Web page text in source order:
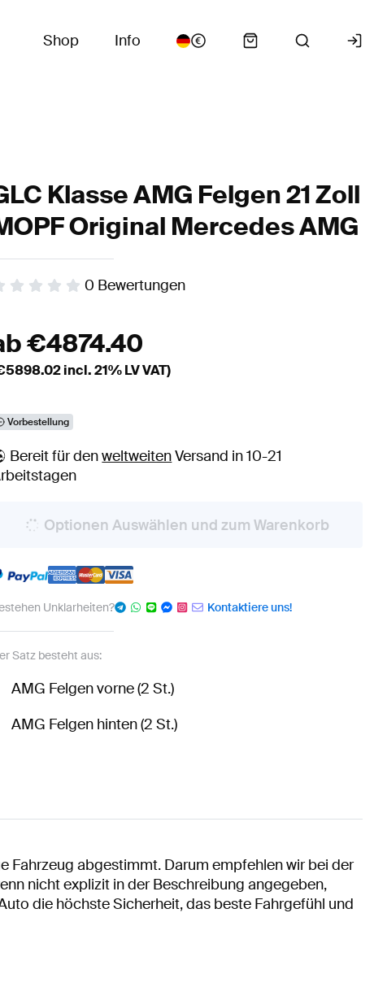
Shop Info
Klasse AMG Felgen 21 Zoll
Original Mercedes AMG
0 Bewertungen
€4874.40
5898.02incl. 21% LV VAT)
Vorbestellung
Bereit für denweltweitenVersand in 10-21
Optionen Auswählen und zum Warenkorb
Unklarheiten? Kontaktiere uns!
Satz besteht aus:
AMG Felgen vorne (2 St.)
AMG Felgen hinten (2 St.)
Fahrzeug abgestimmt. Darum empfehlen wir bei der
nicht explizit in der Beschreibung angegeben,
die höchste Sicherheit, das beste Fahrgefühl und